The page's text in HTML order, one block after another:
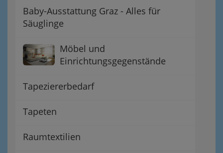
Baby-Ausstattung Graz - Alles für
Säuglinge
Möbel und
Einrichtungsgegenstände
Tapeziererbedarf
Tapeten
Raumtextilien